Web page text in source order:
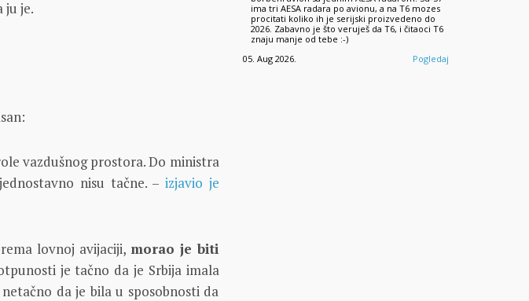
ju je.
vazdušnog prostora. Do ministra
nisu tačne. – izjavio je
lovnoj avijaciji, morao je biti
je tačno da je Srbija imala
da je bila u sposobnosti da
ima tri AESA radara po avionu, a na T6 mozes
procitati koliko ih je serijski proizvedeno do
2026. Zabavno je što veruješ da T6, i čitaoci T6
znaju manje od tebe :-)
05. Aug 2026.
Pogledaj